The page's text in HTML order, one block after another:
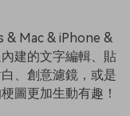
& Mac & iPhone &
建的文字編輯、貼
、創意濾鏡，或是
圖更加生動有趣！